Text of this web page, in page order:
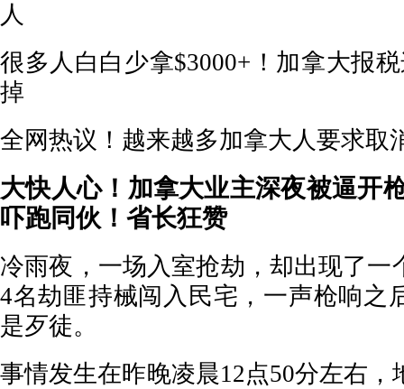
人
很多人白白少拿$3000+！加拿大报
掉
全网热议！越来越多加拿大人要求取
大快人心！加拿大业主深夜被逼开
吓跑同伙！省长狂赞
冷雨夜，一场入室抢劫，却出现了一
4名劫匪持械闯入民宅，一声枪响
是歹徒。
事情发生在昨晚凌晨12点50分左右，